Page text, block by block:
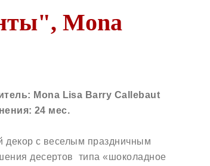
Mona
Mona Lisa Barry Callebaut
24 мес.
декор с веселым праздничным
десертов типа «шоколадное